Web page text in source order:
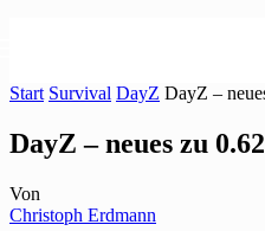
Start Survival DayZ DayZ –
DayZ – neues zu
Von
Christoph Erdmann